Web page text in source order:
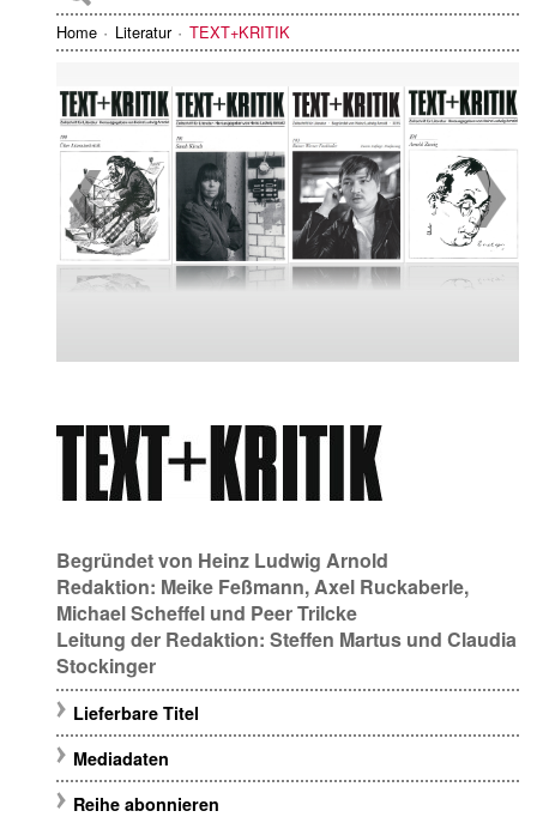
Home Literatur TEXT+KRITIK
Begründet von Heinz Ludwig Arnold
Redaktion: Meike Feßmann,Axel Ruckaberle,
Michael Scheffel und Peer Trilcke
Leitung der Redaktion: Steffen Martus und Claudia
Stockinger
Lieferbare Titel
Mediadaten
Reihe abonnieren